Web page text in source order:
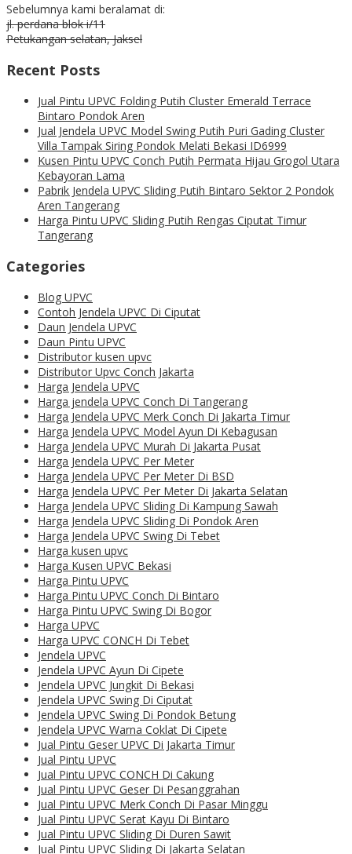
Sebelumnya kami beralamat di:
jl. perdana blok i/11
Petukangan selatan, Jaksel
Recent Posts
Jual Pintu UPVC Folding Putih Cluster Emerald Terrace
Bintaro Pondok Aren
Jual Jendela UPVC Model Swing Putih Puri Gading Cluster
Villa Tampak Siring Pondok Melati Bekasi ID6999
Kusen Pintu UPVC Conch Putih Permata Hijau Grogol Utara
Kebayoran Lama
Pabrik Jendela UPVC Sliding Putih Bintaro Sektor 2 Pondok
Aren Tangerang
Harga Pintu UPVC Sliding Putih Rengas Ciputat Timur
Tangerang
Categories
Blog UPVC
Contoh Jendela UPVC Di Ciputat
Daun Jendela UPVC
Daun Pintu UPVC
Distributor kusen upvc
Distributor Upvc Conch Jakarta
Harga Jendela UPVC
Harga jendela UPVC Conch Di Tangerang
Harga Jendela UPVC Merk Conch Di Jakarta Timur
Harga Jendela UPVC Model Ayun Di Kebagusan
Harga Jendela UPVC Murah Di Jakarta Pusat
Harga Jendela UPVC Per Meter
Harga Jendela UPVC Per Meter Di BSD
Harga Jendela UPVC Per Meter Di Jakarta Selatan
Harga Jendela UPVC Sliding Di Kampung Sawah
Harga Jendela UPVC Sliding Di Pondok Aren
Harga Jendela UPVC Swing Di Tebet
Harga kusen upvc
Harga Kusen UPVC Bekasi
Harga Pintu UPVC
Harga Pintu UPVC Conch Di Bintaro
Harga Pintu UPVC Swing Di Bogor
Harga UPVC
Harga UPVC CONCH Di Tebet
Jendela UPVC
Jendela UPVC Ayun Di Cipete
Jendela UPVC Jungkit Di Bekasi
Jendela UPVC Swing Di Ciputat
Jendela UPVC Swing Di Pondok Betung
Jendela UPVC Warna Coklat Di Cipete
Jual Pintu Geser UPVC Di Jakarta Timur
Jual Pintu UPVC
Jual Pintu UPVC CONCH Di Cakung
Jual Pintu UPVC Geser Di Pesanggrahan
Jual Pintu UPVC Merk Conch Di Pasar Minggu
Jual Pintu UPVC Serat Kayu Di Bintaro
Jual Pintu UPVC Sliding Di Duren Sawit
Jual Pintu UPVC Sliding Di Jakarta Selatan